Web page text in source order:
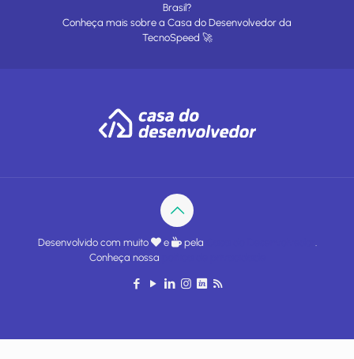
Brasil?
Conheça mais sobre a Casa do Desenvolvedor da
TecnoSpeed 🚀
Desenvolvido com muito e pela
.
Conheça nossa